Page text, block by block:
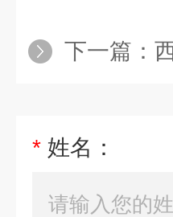
下一篇：
* 姓名：